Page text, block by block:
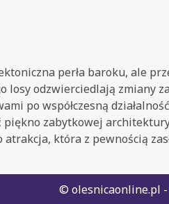
perła baroku, ale
losy odzwierciedlają zmiany
po współczesną
zabytkowej
która z pewnością
© olesnicaonline.pl